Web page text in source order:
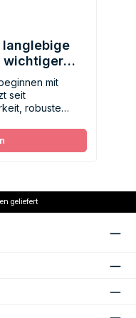
langlebige
wichtiger
mit
seit
robuste
geliefert